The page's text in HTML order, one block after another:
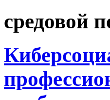
средовой